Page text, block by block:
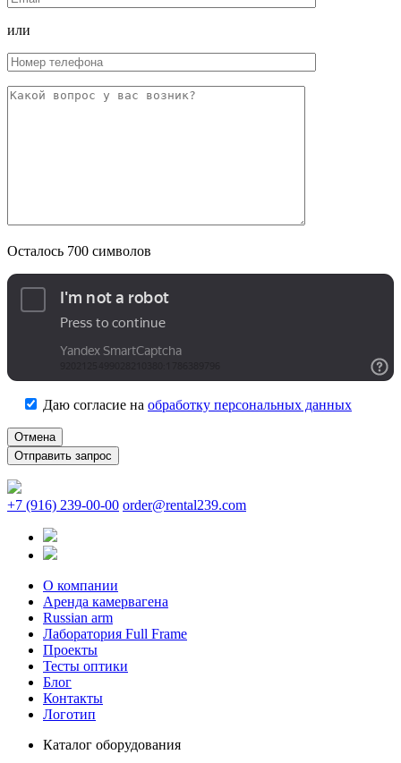
или
Осталось 700 символов
Даю согласие на обработку персональных данных
Отмена
+7 (916) 239-00-00 order@rental239.com
О компании
Аренда камервагена
Russian arm
Лаборатория Full Frame
Проекты
Тесты оптики
Блог
Контакты
Логотип
Каталог оборудования